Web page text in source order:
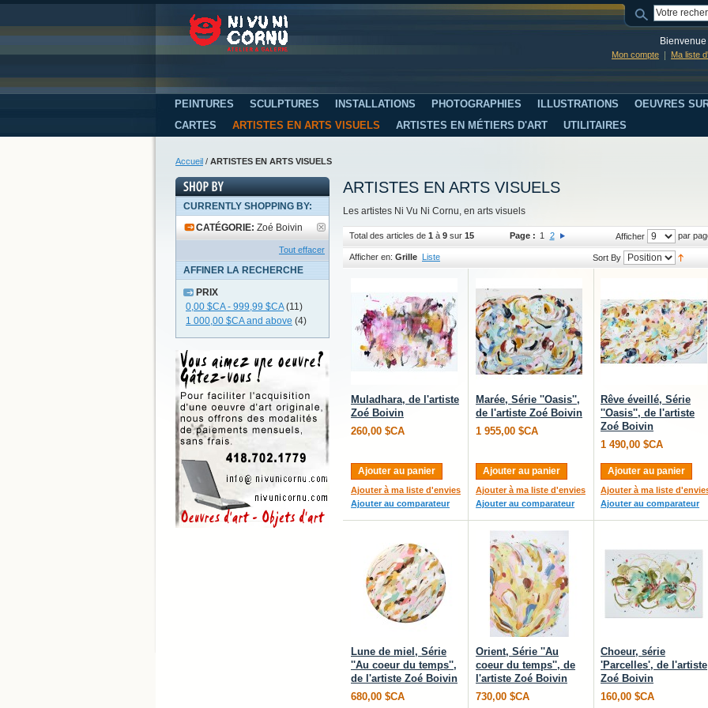
Mon compte Ma liste
PEINTURES SCULPTURES INSTALLATIONS PHOTOGRAPHIES ILLUSTRATIONS
OEUVRES
CARTES
ARTISTES EN ARTS VISUELS ARTISTES EN MÉTIERS D'ART UTILITAIRES
Accueil / ARTISTES EN ARTS VISUELS
ARTISTES EN ARTS VISUELS
Les artistes Ni Vu Ni Cornu, en arts visuels
Total des articles de 1 à 9 sur 15 Afficher par
Page : 1 2
Afficher en: Grille Liste Sort By
Muladhara, de l'artiste
Zoé Boivin
260,00 $CA
Ajouter au panier
Ajouter à ma liste d'envies
Ajouter au comparateur
Marée, Série ''Oasis'',
de l'artiste Zoé Boivin
1 955,00 $CA
Ajouter au panier
Ajouter à ma liste d'envies
Ajouter au comparateur
Rêve éveillé, Série
''Oasis'', de l'artiste
Zoé Boivin
1 490,00 $CA
Ajouter au panier
Ajouter à ma liste
Ajouter au comparateur
Lune de miel, Série
''Au coeur du temps'',
de l'artiste Zoé Boivin
680,00 $CA
Orient, Série ''Au
coeur du temps'', de
l'artiste Zoé Boivin
730,00 $CA
Choeur, série
'Parcelles', de l'artiste
Zoé Boivin
160,00 $CA
CURRENTLY SHOPPING BY:
CATÉGORIE: Zoé Boivin
Tout effacer
AFFINER LA RECHERCHE
PRIX
0,00 $CA- 999,99 $CA(11)
1 000,00 $CAand above (4)